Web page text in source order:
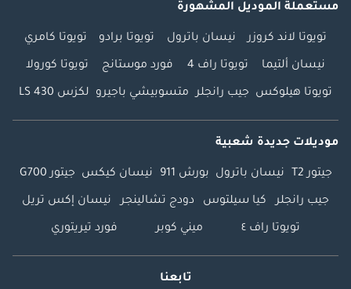
مستعملة الموديل المشهورة
تويوتا لاند كروزر نيسان باترول تويوتا برادو تويوتا كامري
نيسان ألتيما تويوتا راف 4 فورد موستانج تويوتا كورولا
تويوتا هيلوكس جيب رانجلر متسوبيشي باجيرو لكزس LS 430
موديلات جديدة شعبية
جيتور T2 نيسان باترول بورش 911 نيسان كيكس جيتور G700
جيب رانجلر كيا سيلتوس دودج تشالينجر نيسان إكس تريل
تويوتا راف ٤ ميني كوبر فورد تيريتوري
تابعنا